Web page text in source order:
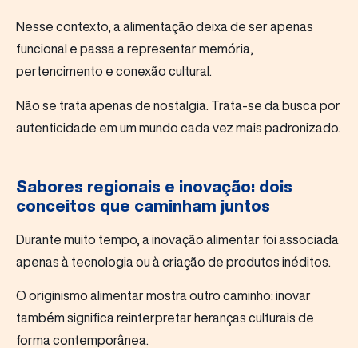
Nesse contexto, a alimentação deixa de ser apenas
funcional e passa a representar memória,
pertencimento e conexão cultural.
Não se trata apenas de nostalgia. Trata-se da busca por
autenticidade em um mundo cada vez mais padronizado.
Sabores regionais e inovação: dois
conceitos que caminham juntos
Durante muito tempo, a inovação alimentar foi associada
apenas à tecnologia ou à criação de produtos inéditos.
O originismo alimentar mostra outro caminho: inovar
também significa reinterpretar heranças culturais de
forma contemporânea.